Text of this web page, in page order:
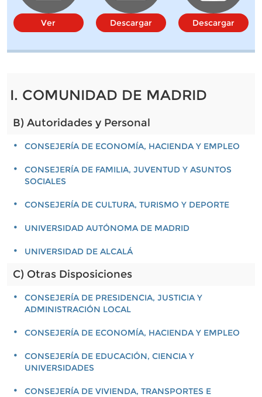
Ver Descargar Descargar
I. COMUNIDAD DE MADRID
B) Autoridades y Personal
CONSEJERÍA DE ECONOMÍA, HACIENDA Y EMPLEO
CONSEJERÍA DE FAMILIA, JUVENTUD Y ASUNTOS
SOCIALES
CONSEJERÍA DE CULTURA, TURISMO Y DEPORTE
UNIVERSIDAD AUTÓNOMA DE MADRID
UNIVERSIDAD DE ALCALÁ
C) Otras Disposiciones
CONSEJERÍA DE PRESIDENCIA, JUSTICIA Y
ADMINISTRACIÓN LOCAL
CONSEJERÍA DE ECONOMÍA, HACIENDA Y EMPLEO
CONSEJERÍA DE EDUCACIÓN, CIENCIA Y
UNIVERSIDADES
CONSEJERÍA DE VIVIENDA, TRANSPORTES E